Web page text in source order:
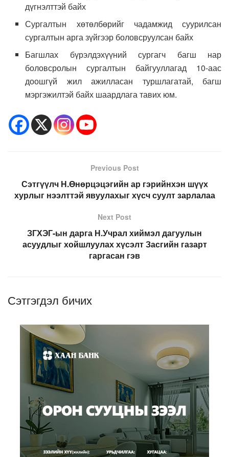
дүгнэлттэй байх
Сургалтын хөтөлбөрийг чадамжид суурилсан
сургалтын арга зүйгээр боловсруулсан байх
Багшлах бүрэлдэхүүний сургагч багш нар
боловсролын сургалтын байгууллагад 10-аас
доошгүй жил ажилласан туршлагатай, багш
мэргэжилтэй байх шаардлага тавих юм.
Previous Post
Сэтгүүлч Н.Өнөрцэцэгийн ар гэрийнхэн шүүх
хурлыг нээлттэй явуулахыг хүсч суулт зарлалаа
Next Post
ЗГХЭГ-ын дарга Н.Учрал хиймэл дагуулын
асуудлыг хойшлуулах хүсэлт Засгийн газарт
гаргасан гэв
Сэтгэгдэл бичих